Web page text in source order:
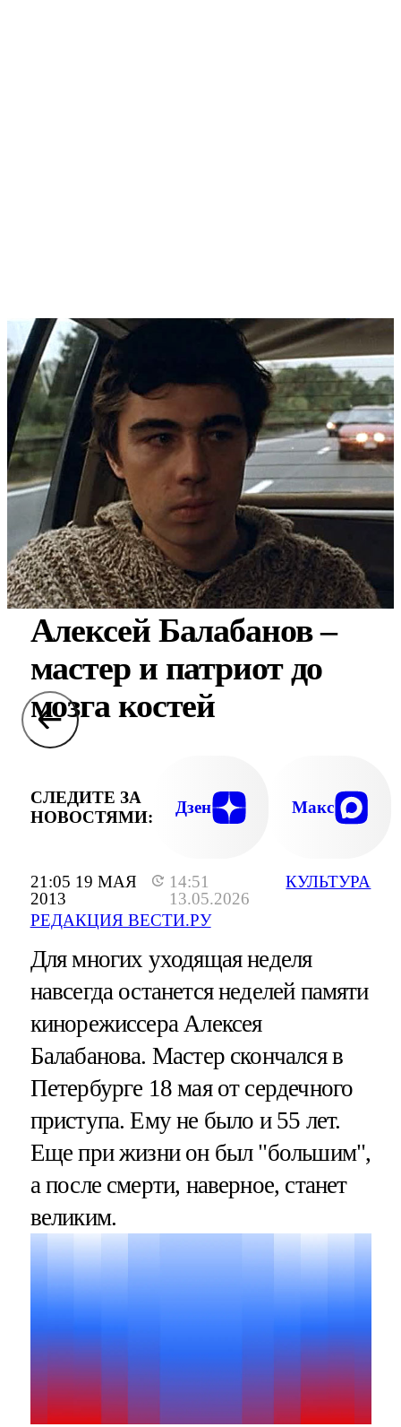
21:05 19 МАЯ
2013
14:51
13.05.2026
РЕДАКЦИЯ ВЕСТИ.РУ
КУЛЬТУРА
Алексей Балабанов –
мастер и патриот до
мозга костей
СЛЕДИТЕ ЗА
НОВОСТЯМИ:
Дзен Макс
Для многих уходящая неделя
навсегда останется неделей памяти
кинорежиссера Алексея
Балабанова. Мастер скончался в
Петербурге 18 мая от сердечного
приступа. Ему не было и 55 лет.
Еще при жизни он был "большим",
а после смерти, наверное, станет
великим.